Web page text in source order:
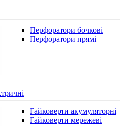
Перфоратори бочкові
Перфоратори прямі
Гайковерти акумуляторні
Гайковерти мережеві